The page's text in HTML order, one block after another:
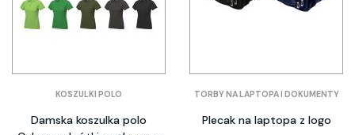
KOSZULKI POLO
Damska koszulka polo
TORBY NA LAPTOPA I DOKUMENTY
Plecak na laptopa z logo